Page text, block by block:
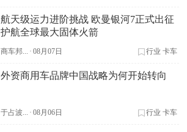
航天级运力进阶挑战 欧曼银河7正式出征
护航全球最大固体火箭
商车邦... · 08月07日 行业 卡车
外资商用车品牌中国战略为何开始转向
于占波... · 08月06日 行业 卡车